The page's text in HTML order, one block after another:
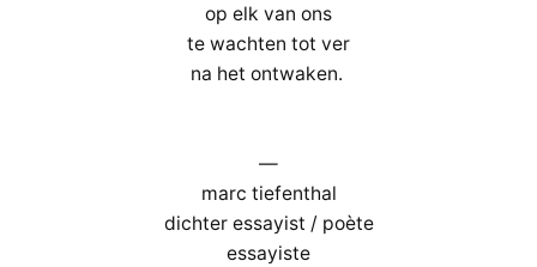
op elk van ons
te wachten tot ver
na het ontwaken.
—
marc tiefenthal
dichter essayist / poète
essayiste